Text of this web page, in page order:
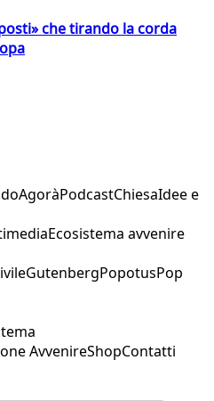
che tirando la corda
AgoràPodcastChiesaIdee e
Ecosistema avvenire
GutenbergPopotusPop
AvvenireShopContatti